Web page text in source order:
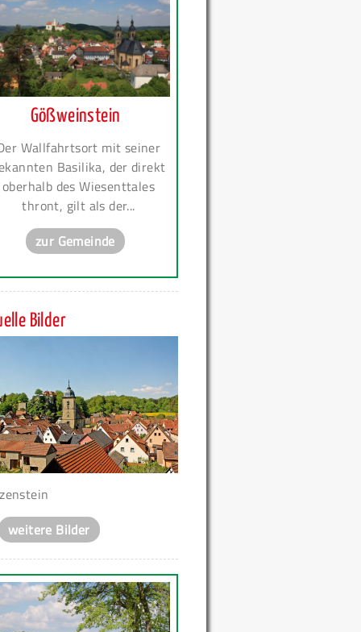
Gößweinstein
Wallfahrtsort mit seiner
Basilika, der direkt
oberhalb des Wiesenttales
thront, gilt als der...
zur Gemeinde
Bilder
weitere Bilder